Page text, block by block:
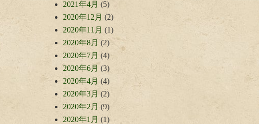
2021年4月 (5)
2020年12月 (2)
2020年11月 (1)
2020年8月 (2)
2020年7月 (4)
2020年6月 (3)
2020年4月 (4)
2020年3月 (2)
2020年2月 (9)
2020年1月 (1)